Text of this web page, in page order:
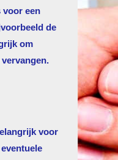
voor een
de
om
voor